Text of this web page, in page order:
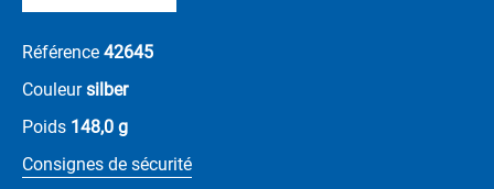
Référence 42645
Couleursilber
Poids 148,0 g
Consignes de sécurité